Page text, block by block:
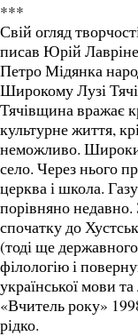
***
Свій огляд
писав Юрій
Петро Мідянка
Широкому Лузі
Тячівщина вражає
культурне життя,
неможливо.
село. Через нього
церква і школа.
порівняно
спочатку до
(тоді ще
філологію і
української мови
«Вчитель року»
рідко.